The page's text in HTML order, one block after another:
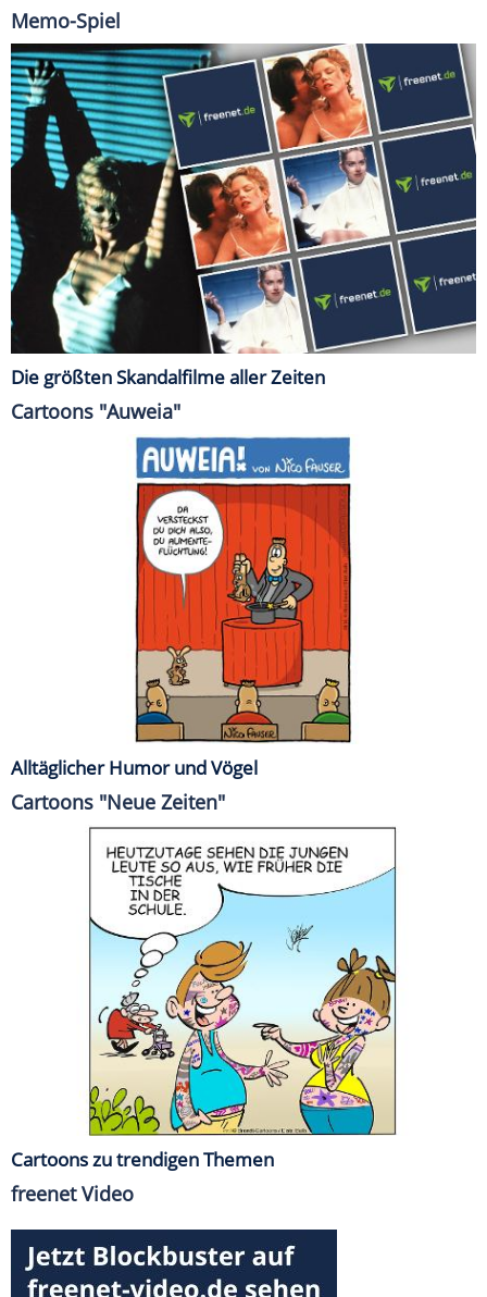
Memo-Spiel
Die größten Skandalfilme aller Zeiten
Cartoons "Auweia"
Alltäglicher Humor und Vögel
Cartoons "Neue Zeiten"
Cartoons zu trendigen Themen
freenet Video